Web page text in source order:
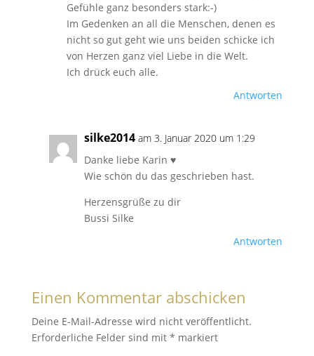
Gefühle ganz besonders stark:-)
Im Gedenken an all die Menschen, denen es
nicht so gut geht wie uns beiden schicke ich
von Herzen ganz viel Liebe in die Welt.
Ich drück euch alle.
Antworten
silke2014 am 3. Januar 2020 um 1:29
Danke liebe Karin ♥
Wie schön du das geschrieben hast.
Herzensgrüße zu dir
Bussi Silke
Antworten
Einen Kommentar abschicken
Deine E-Mail-Adresse wird nicht veröffentlicht.
Erforderliche Felder sind mit * markiert